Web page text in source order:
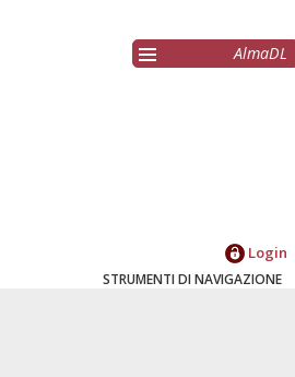
AlmaDL
Login
STRUMENTI DI NAVIGAZIONE